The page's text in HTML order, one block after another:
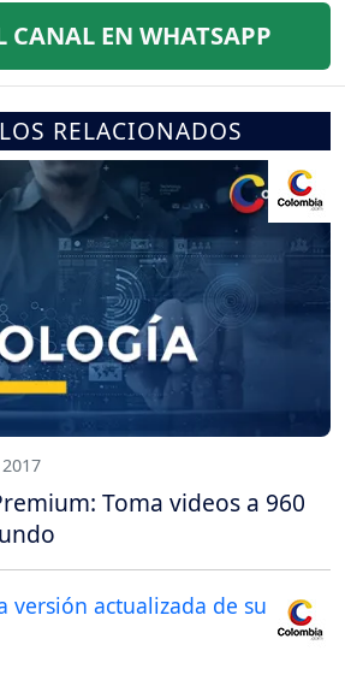
CANAL EN WHATSAPP
RELACIONADOS
Toma videos a 960